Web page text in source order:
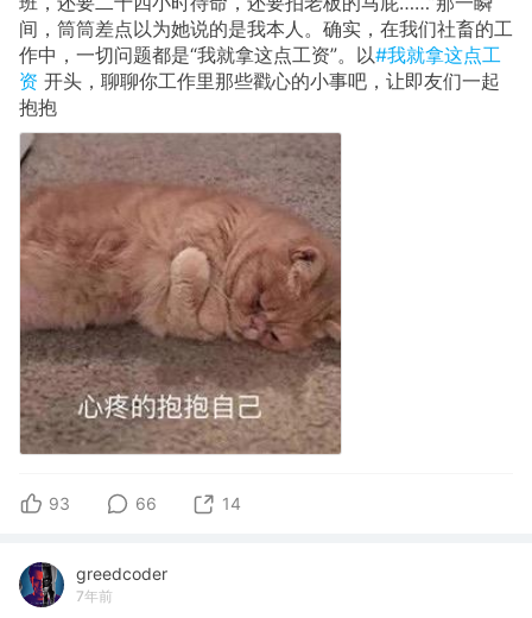
间，筒筒差点以为她说的是我本人。确实，在我们社畜的工
作中，一切问题都是“我就拿这点工资”。以#我就拿这点工
资 开头，聊聊你工作里那些戳心的小事吧，让即友们一起
抱抱
93 66 14
greedcoder
7年前